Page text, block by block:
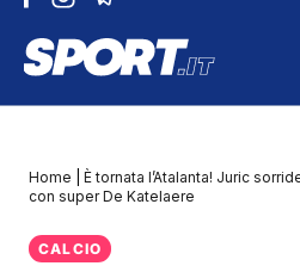
Home
È tornata l’Atalanta! Juric
con super De Katelaere
CALCIO